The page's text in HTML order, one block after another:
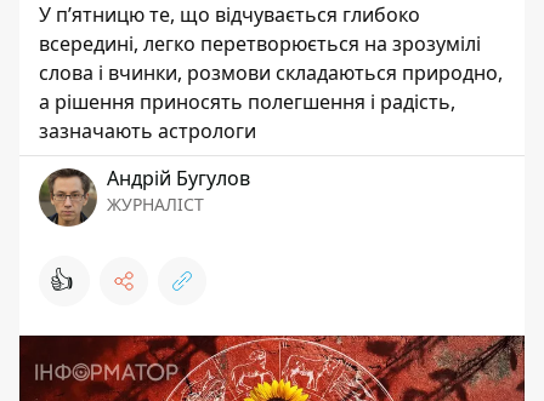
У пʼятницю те, що відчувається глибоко
всередині, легко перетворюється на зрозумілі
слова і вчинки, розмови складаються природно,
а рішення приносять полегшення і радість,
зазначають астрологи
Андрій Бугулов
ЖУРНАЛІСТ
👍